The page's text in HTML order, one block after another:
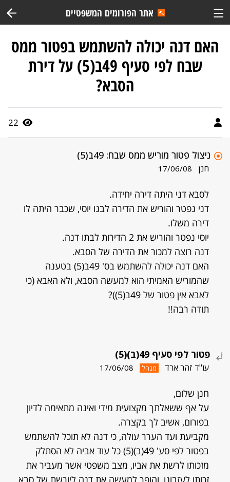
אתר הפורומים המשפטיים
האם דנה יכולה להשתמש בפטור ממס
שבח לפי סעיף 49ב(5) על דירת
הסבא?
22
ניצול פטור מוריש ממס שבח: 49ב(5)
חנן 17/06/08
לסבא דני היתה דירה יחידה.
דני נפטר והוריש את הדירה לבנו יוסי, שכבר היתה לו
דירה משלו.
יוסי נפטר והוריש את 2 הדירות לבתו דנה.
דנה רוצה למכור את הדירה של הסבא.
האם דנה יכולה להשתמש בס' 49ב(5) בטענה
שהמוריש האמיתי הוא למעשה הסבא, ולא האבא (כי
לאבא אין פטור של 49ב(5))?
תודה רבה!!
פטור לפי סעיף 49(ב)(5)
עו"ד זהר ארד מנהל 17/06/08
חנן שלום,
על אף ששאלתך מקצועית מידי ואינה מתאימה לדיון
בפורום, אשיב לך בקצרה.
מקביעת ועד הערר עולה, כי דנה לא תוכל להשתמש
בפטור לפי סע' 49(ב)(5) כל עוד אביה לא הסתלק
מזכותו לרשת את אביו, מצב משפטי אשר מעביר את
זכותו לעזבונו, והופך למעשה את דנה ליורשת של סבא